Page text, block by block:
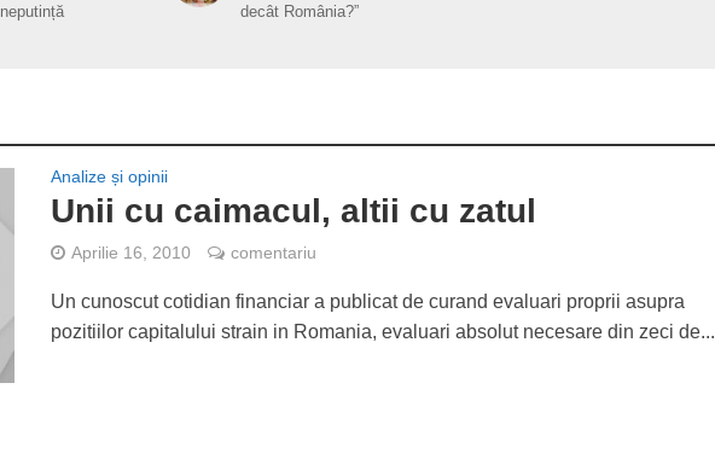
neputință
decât România?”
Analize și opinii
Unii cu caimacul, altii cu zatul
Aprilie 16, 2010 comentariu
Un cunoscut cotidian financiar a publicat de curand evaluari proprii asupra
pozitiilor capitalului strain in Romania, evaluari absolut necesare din zeci de...